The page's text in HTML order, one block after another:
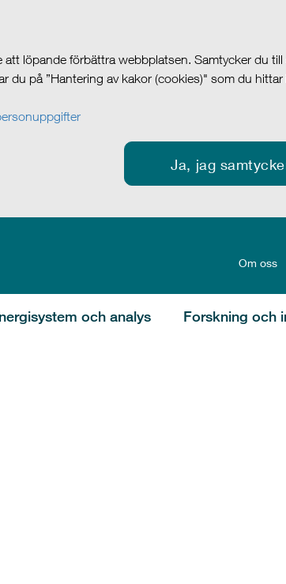
löpande förbättra webbplatsen. Samtycker du
du på ”Hantering av kakor (cookies)" som du hittar
Ja, jag
Om oss
och analys Forskning och